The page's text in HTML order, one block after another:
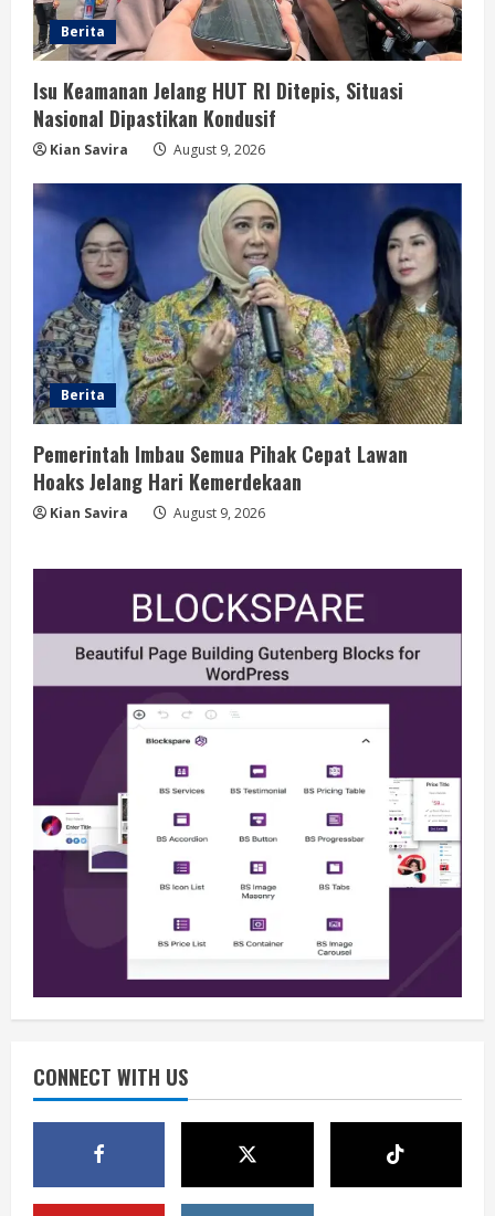
Berita
Isu Keamanan Jelang HUT RI Ditepis, Situasi
Nasional Dipastikan Kondusif
Kian Savira August 9, 2026
Berita
Pemerintah Imbau Semua Pihak Cepat Lawan
Hoaks Jelang Hari Kemerdekaan
Kian Savira August 9, 2026
CONNECT WITH US
Opini
Jelang Hari Kemerdekaan, Mari Jaga
Keamanan dan Persatuan
August 9, 2026
3
Berita
Waspadai Provokasi, Situasi Nasional
Isu Keamanan Jelang HUT RI Ditepis,
Situasi Nasional Dipastikan Kondusif